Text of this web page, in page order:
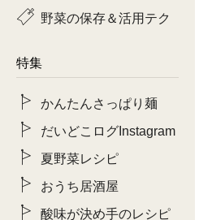
野菜の保存＆活用テク
特集
かんたんさっぱり麺
だいどこログInstagram
夏野菜レシピ
おうち居酒屋
酸味が決め手のレシピ